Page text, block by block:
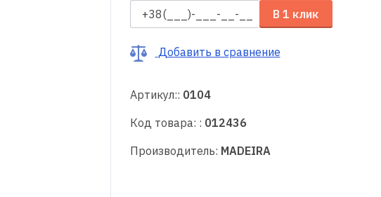
В 1 клик
Добавить в сравнение
Артикул:: 0104
Код товара: : 012436
Производитель: MADEIRA